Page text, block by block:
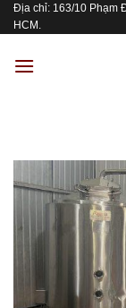
Skip
to
Địa chỉ: 163/10 Phạm
HCM.